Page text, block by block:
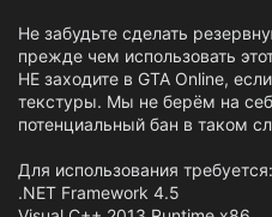
Не забудьте сделать
прежде чем использовать
НЕ заходите в GTA Online,
текстуры. Мы не берём на
потенциальный бан в таком
Для использования требуется:
.NET Framework 4.5